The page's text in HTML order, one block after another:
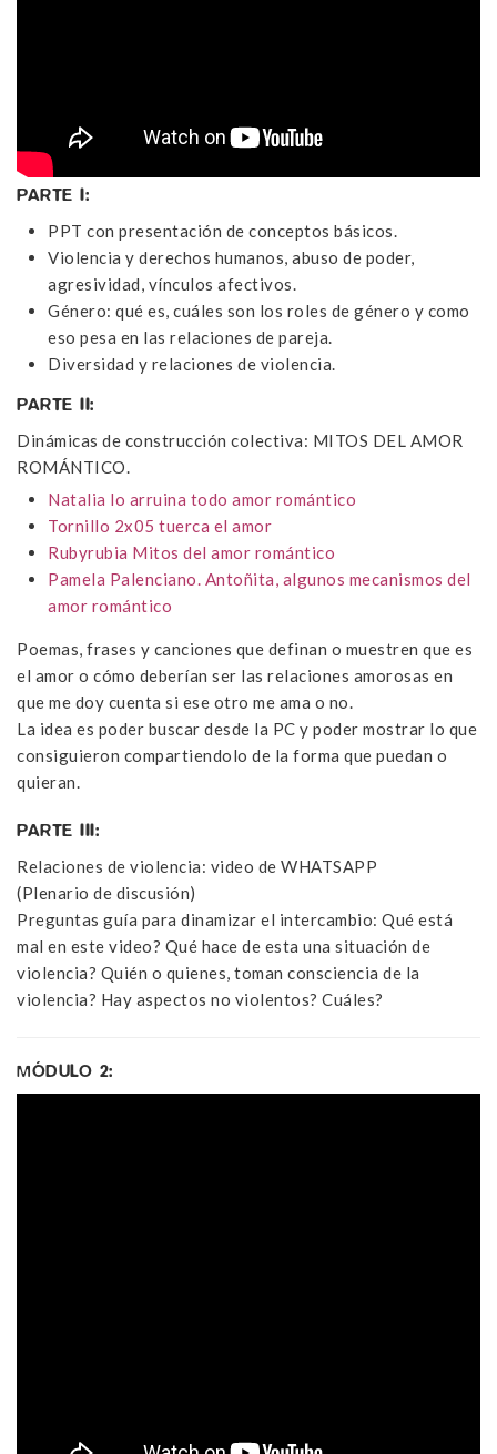
PARTE I:
PPT con presentación de conceptos básicos.
Violencia y derechos humanos, abuso de poder,
agresividad, vínculos afectivos.
Género: qué es, cuáles son los roles de género y como
eso pesa en las relaciones de pareja.
Diversidad y relaciones de violencia.
PARTE II:
Dinámicas de construcción colectiva: MITOS DEL AMOR
ROMÁNTICO.
Natalia lo arruina todo amor romántico
Tornillo 2x05 tuerca el amor
Rubyrubia Mitos del amor romántico
Pamela Palenciano. Antoñita, algunos mecanismos del
amor romántico
Poemas, frases y canciones que definan o muestren que es
el amor o cómo deberían ser las relaciones amorosas en
que me doy cuenta si ese otro me ama o no.
La idea es poder buscar desde la PC y poder mostrar lo que
consiguieron compartiendolo de la forma que puedan o
quieran.
PARTE III:
Relaciones de violencia: video de WHATSAPP
(Plenario de discusión)
Preguntas guía para dinamizar el intercambio: Qué está
mal en este video? Qué hace de esta una situación de
violencia? Quién o quienes, toman consciencia de la
violencia? Hay aspectos no violentos? Cuáles?
MÓDULO 2: